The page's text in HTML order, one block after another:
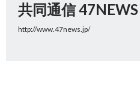
共同通信 47NEWS
http://www.47news.jp/